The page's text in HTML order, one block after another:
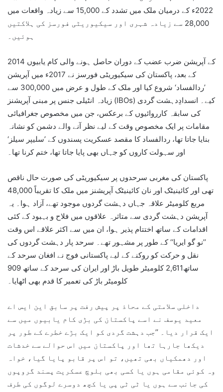
2022ء کے درمیان ملک میں تشدد کے 15,000 سے زیادہ واقعات میں
28,000 سے زیادہ شہری اور سیکیوریٹی فورسز کی ہلاکتیں
ہوئیں۔
2014 کے آپریشن ضرب عضب کے دوران حاصل ہونے والی کام یابیوں
کے بعد، پاکستان کی سیکیوریٹی فورسز نے 2017ء میں آپریشن
’ردالفساد‘ شروع کیا اور ملک کے طول و عرض میں 300,000 سے
زیادہ انٹیلی جنس پر مبنی آپریشنز (IBOs) کیے۔ انسدادِدہشت گردی
کی سابقہ کارروائیوں کے برعکس، جن میں مخصوص جغرافیائی
مقامات پر ایک مخصوص وقت کے لیے نظر آنے والے دشمن کو نشانہ
بنایا جاتا تھا، ردالفساد کا مقصد عسکریت پسندوں کے ’سلیپر سیلز‘
اور سہولت کاروں کو جہاں بھی پایا جاتا تھا، ختم کرنا تھا۔
پاکستان کی مغربی سرحدوں پر سیکیوریٹی کی صورت حال ناقص
تھی اور کائینیٹک اور نان کائینیٹک آپریشنز میں ملک کا تقریباً 48,000
مربع کلومیٹر علاقہ جہاں دہشت گردوں موجود تھے، آزاد ہوا۔ یہ
آپریشن دہشت گردی سے متاثرہ علاقوں میں فلاح و بہبود کے کئی
اقدامات کے ساتھ اختتام پذیر ہوا، ان میں سے اکثر علاقے اس وقت
’’نو گو ایریا‘‘ کے طور پر مشہور تھے۔ سرحد پار دہشت گردوں کی
نقل و حرکت کو روکنے کے لیے پاکستانی فوج نے افغان سرحد کے
ساتھ2,611 کلومیٹر طویل باڑ اور ایران کی سرحد کے ساتھ 909
کلومیٹر باڑ کی تعمیر کا قدم بھی اٹھایا۔
داخلی سلامتی کے محاذ پر پیش رفت پر سابق این ایس اے
معید یوسف نے اسے پاکستان کی بڑی کام یابیوں میں سے
ایک قرار دیا۔ ’’جب دہشت گردی کو ایک بڑے خطرے کے طور پر
دیکھا جارہا تھا اور پاکستان میں اس حوالے سے خدشات
اور دھمکیاں بھی تھیں، تو اس پر قابو پایا گیا، خواہ
وہ کوئی مقامی ہوں یا کسی بھی بلوچ عسکریت پسند گروپوں
کی جانب سے ہوں یا ٹی ٹی پی یا کچھ دوسرے لوگوں کی طرف